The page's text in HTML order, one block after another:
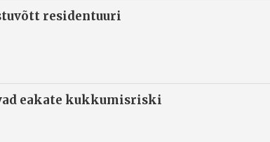
residentuuri
eakate kukkumisriski